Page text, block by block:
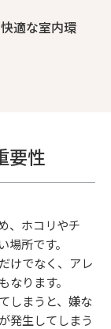
適な室内環
要性
、ホコリやチ
所です。
けでなく、アレ
ります。
しまうと、嫌な
発生してしまう